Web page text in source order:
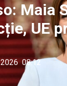
Maia
UE
08:12